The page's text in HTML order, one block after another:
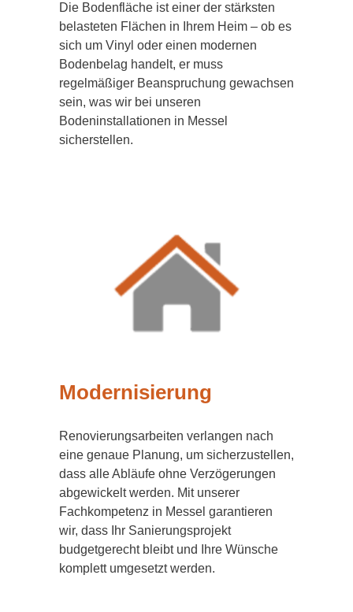
Die Bodenfläche ist einer der stärksten
belasteten Flächen in Ihrem Heim – ob es
sich um Vinyl oder einen modernen
Bodenbelag handelt, er muss
regelmäßiger Beanspruchung gewachsen
sein, was wir bei unseren
Bodeninstallationen in Messel
sicherstellen.
Modernisierung
Renovierungsarbeiten verlangen nach
eine genaue Planung, um sicherzustellen,
dass alle Abläufe ohne Verzögerungen
abgewickelt werden. Mit unserer
Fachkompetenz in Messel garantieren
wir, dass Ihr Sanierungsprojekt
budgetgerecht bleibt und Ihre Wünsche
komplett umgesetzt werden.